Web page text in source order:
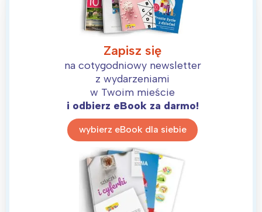
Zapisz się
na cotygodniowy newsletter
z wydarzeniami
w Twoim mieście
i odbierz eBook za darmo!
wybierz eBook dla siebie